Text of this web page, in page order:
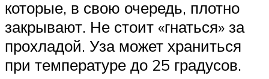
которые, в свою очередь, плотно
закрывают. Не стоит «гнаться» за
прохладой. Уза может храниться
при температуре до 25 градусов.